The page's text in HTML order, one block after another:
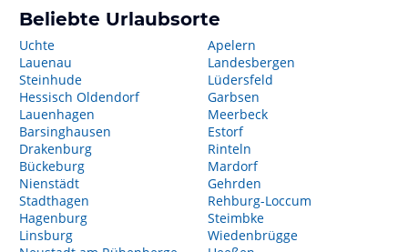
Beliebte Urlaubsorte
Uchte
Lauenau
Steinhude
Hessisch Oldendorf
Lauenhagen
Barsinghausen
Drakenburg
Bückeburg
Nienstädt
Stadthagen
Hagenburg
Linsburg
Apelern
Landesbergen
Lüdersfeld
Garbsen
Meerbeck
Estorf
Rinteln
Mardorf
Gehrden
Rehburg-Loccum
Steimbke
Wiedenbrügge